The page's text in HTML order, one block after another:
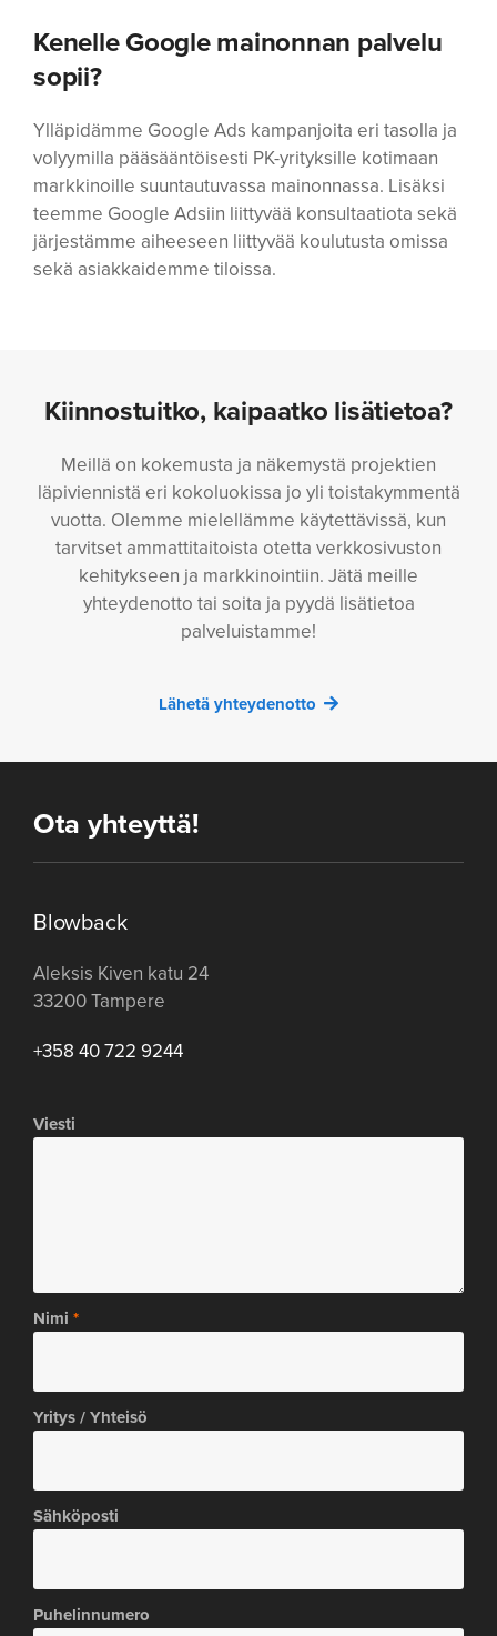
Kenelle Google mainonnan palvelu
sopii?
Ylläpidämme Google Ads kampanjoita eri tasolla ja
volyymilla pääsääntöisesti PK-yrityksille kotimaan
markkinoille suuntautuvassa mainonnassa. Lisäksi
teemme Google Adsiin liittyvää konsultaatiota sekä
järjestämme aiheeseen liittyvää koulutusta omissa
sekä asiakkaidemme tiloissa.
Kiinnostuitko, kaipaatko lisätietoa?
Meillä on kokemusta ja näkemystä projektien
läpiviennistä eri kokoluokissa jo yli toistakymmentä
vuotta. Olemme mielellämme käytettävissä, kun
tarvitset ammattitaitoista otetta verkkosivuston
kehitykseen ja markkinointiin. Jätä meille
yhteydenotto tai soita ja pyydä lisätietoa
palveluistamme!
Lähetä yhteydenotto
Ota yhteyttä!
Blowback
Aleksis Kiven katu 24
33200 Tampere
+358 40 722 9244
Viesti
Nimi
Yritys / Yhteisö
Sähköposti
Puhelinnumero